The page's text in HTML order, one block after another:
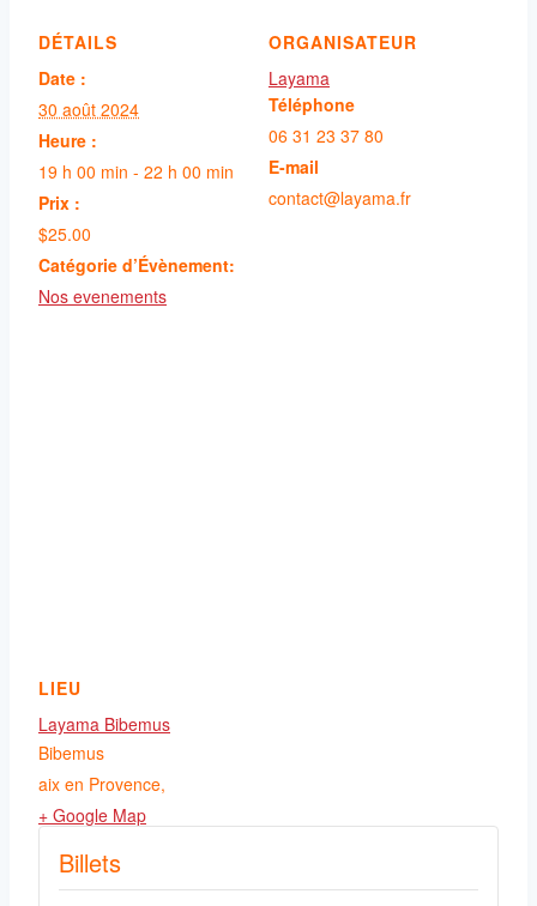
DÉTAILS
Date :
30 août 2024
Heure :
19 h 00 min - 22 h 00 min
Prix :
$25.00
Catégorie d’Évènement:
Nos evenements
ORGANISATEUR
Layama
Téléphone
06 31 23 37 80
E-mail
contact@layama.fr
LIEU
Layama Bibemus
Bibemus
aix en Provence,
+ Google Map
Billets